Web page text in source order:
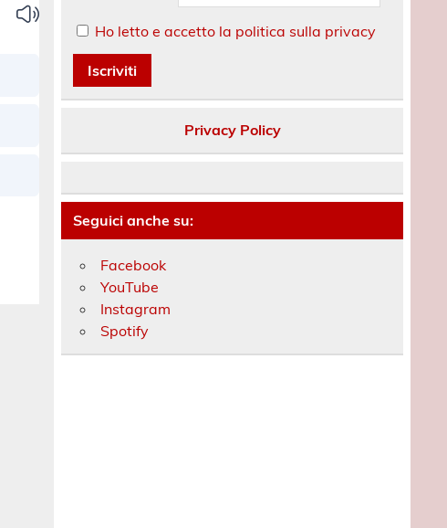
Ho letto e accetto la politica sulla privacy
Privacy Policy
Seguici anche su:
Facebook
YouTube
Instagram
Spotify